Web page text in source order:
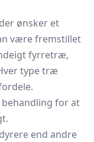
ønsker et
være fremstillet
fyrretræ,
type træ
for at
end andre